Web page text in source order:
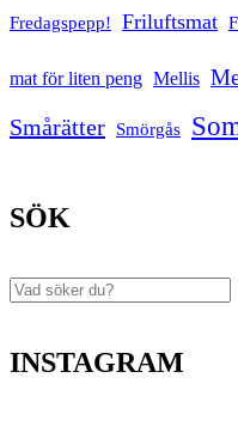
Fredagspepp! Friluftsmat
mat för liten peng Mellis
Smårätter Smörgås
SÖK
Sök
INSTAGRAM